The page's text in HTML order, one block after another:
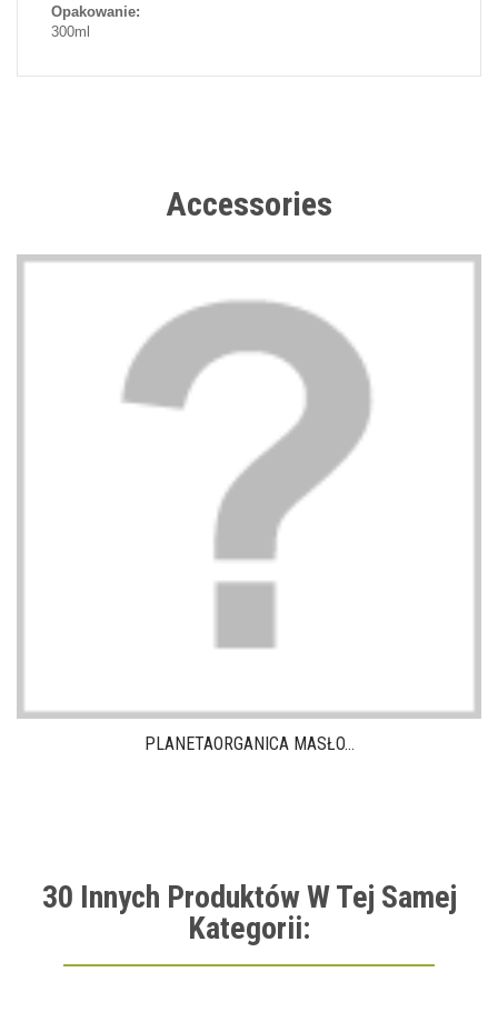
Opakowanie:
300ml
Accessories
PLANETAORGANICA MASŁO...
30 Innych Produktów W Tej Samej
Kategorii: